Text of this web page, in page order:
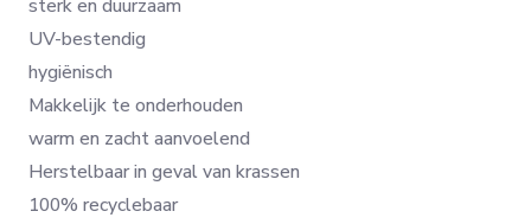
sterk en duurzaam
UV-bestendig
hygiënisch
Makkelijk te onderhouden
warm en zacht aanvoelend
Herstelbaar in geval van krassen
100% recyclebaar